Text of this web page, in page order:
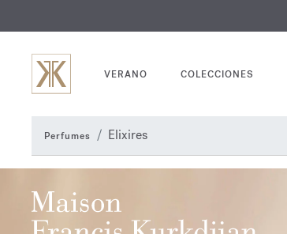
VERANO COLECCIONES
Perfumes Elixires